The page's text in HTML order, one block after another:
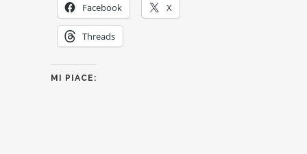
Facebook X
Threads
MI PIACE: